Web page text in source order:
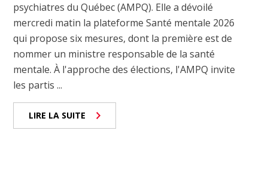
psychiatres du Québec (AMPQ). Elle a dévoilé
mercredi matin la plateforme Santé mentale 2026
qui propose six mesures, dont la première est de
nommer un ministre responsable de la santé
mentale. À l'approche des élections, l'AMPQ invite
les partis ...
LIRE LA SUITE